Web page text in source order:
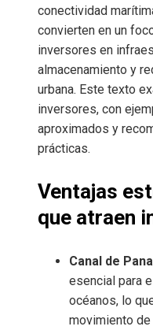
conectividad
convierten en un
inversores en
almacenamiento y
urbana. Este texto
inversores, con
aproximados y
prácticas.
Ventajas
que atraen
Canal de
esencial para
océanos, lo
movimiento